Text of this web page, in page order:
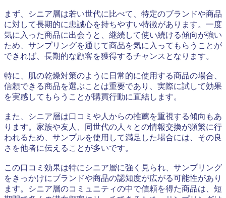
まず、シニア層は若い世代に比べて、特定のブランドや商品
に対して長期的に忠誠心を持ちやすい特徴があります。一度
気に入った商品に出会うと、継続して使い続ける傾向が強い
ため、サンプリングを通じて商品を気に入ってもらうことが
できれば、長期的な顧客を獲得するチャンスとなります。
特に、肌の乾燥対策のように日常的に使用する商品の場合、
信頼できる商品を選ぶことは重要であり、実際に試して効果
を実感してもらうことが購買行動に直結します。
また、シニア層は口コミや人からの推薦を重視する傾向もあ
ります。家族や友人、同世代の人々との情報交換が頻繁に行
われるため、サンプルを使用して満足した場合には、その良
さを他者に伝えることが多いです。
この口コミ効果は特にシニア層に強く見られ、サンプリング
をきっかけにブランドや商品の認知度が広がる可能性があり
ます。シニア層のコミュニティの中で信頼を得た商品は、短